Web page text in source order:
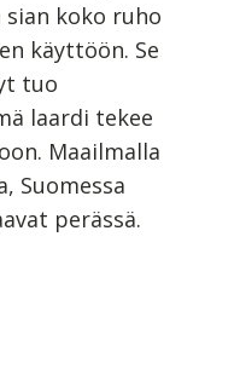
koko ruho
käyttöön. Se
tuo
laardi tekee
Maailmalla
Suomessa
perässä.